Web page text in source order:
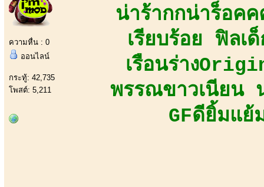
ความหื่น : 0
ออนไลน์
กระทู้: 42,735
โพสต์: 5,211
น่าร้ากกน่าร็อ
เรียบร้อย ฟิล
เรือนร่าง
พรรณขาวเนียน
GFดียิ้มแ